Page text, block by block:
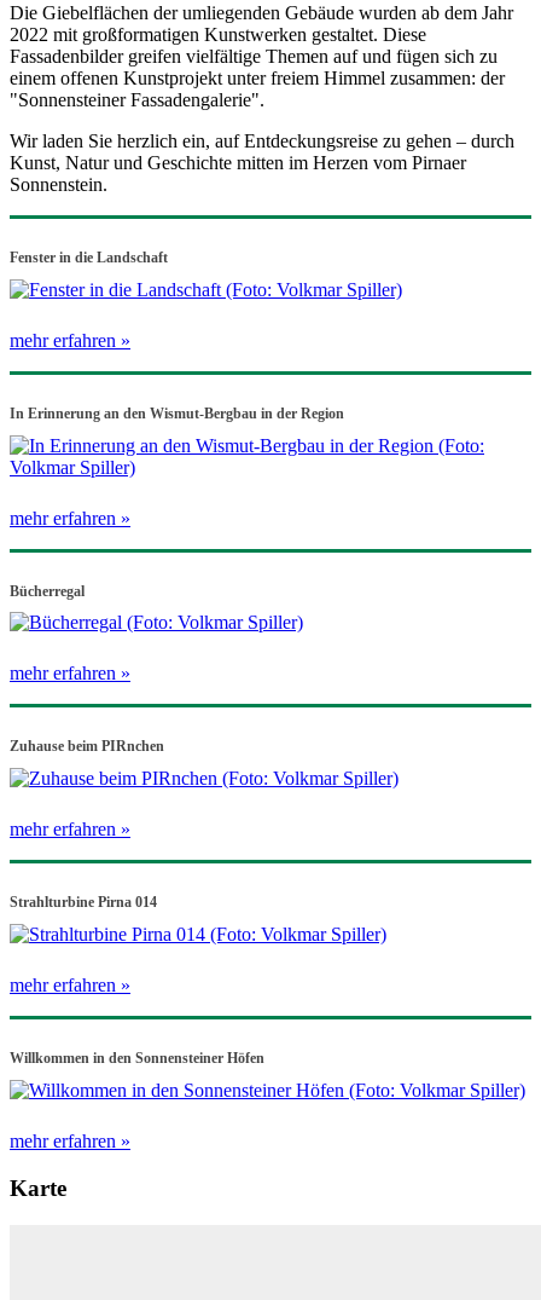
Die Giebelflächen der umliegenden Gebäude wurden ab dem Jahr
2022 mit großformatigen Kunstwerken gestaltet. Diese
Fassadenbilder greifen vielfältige Themen auf und fügen sich zu
einem offenen Kunstprojekt unter freiem Himmel zusammen: der
"Sonnensteiner Fassadengalerie".
Wir laden Sie herzlich ein, auf Entdeckungsreise zu gehen – durch
Kunst, Natur und Geschichte mitten im Herzen vom Pirnaer
Sonnenstein.
Fenster in die Landschaft
mehr erfahren »
In Erinnerung an den Wismut-Bergbau in der Region
mehr erfahren »
Bücherregal
mehr erfahren »
Zuhause beim PIRnchen
mehr erfahren »
Strahlturbine Pirna 014
mehr erfahren »
Willkommen in den Sonnensteiner Höfen
mehr erfahren »
Karte